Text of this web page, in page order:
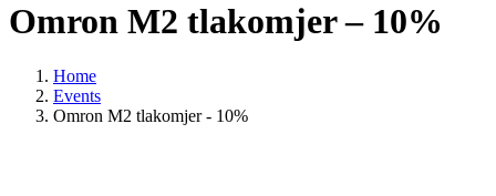
Omron M2 tlakomjer – 10%
Home
Events
Omron M2 tlakomjer - 10%